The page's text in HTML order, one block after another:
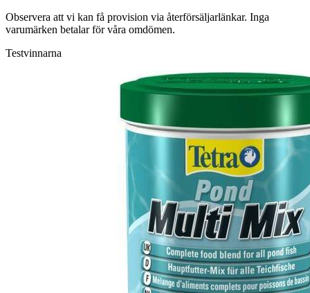
Observera att vi kan få provision via återförsäljarlänkar. Inga
varumärken betalar för våra omdömen.
Testvinnarna